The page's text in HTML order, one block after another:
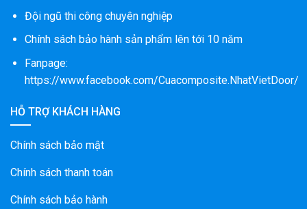
Đội ngũ thi công chuyên nghiệp
Chính sách bảo hành sản phẩm lên tới 10 năm
Fanpage:
https://www.facebook.com/Cuacomposite.NhatVietDoor/
HỖ TRỢ KHÁCH HÀNG
Chính sách bảo mật
Chính sách thanh toán
Chính sách bảo hành